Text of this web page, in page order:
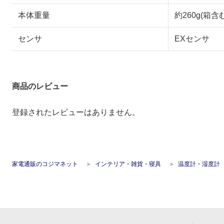
本体重量 約260g(箱含
センサ EXセンサ
商品のレビュー
登録されたレビューはありません。
家電通販のコジマネット インテリア・雑貨・寝具 温度計・湿度計